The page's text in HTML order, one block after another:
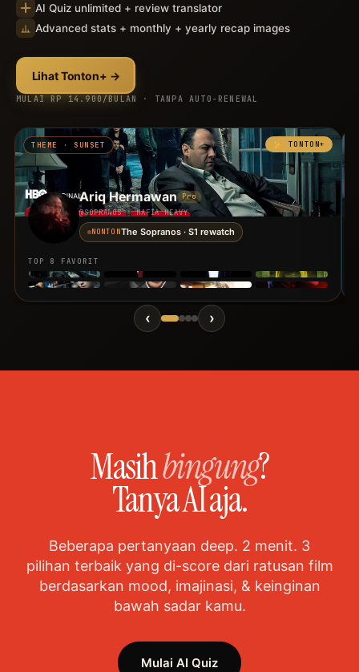
AI Quiz unlimited + review translator
Advanced stats + monthly + yearly recap images
Lihat Tonton+ →
MULAI RP 14.900/BULAN · TANPA AUTO-RENEWAL
THEME · SUNSET TONTON+
Ariq Hermawan
Pro
@SOPRANOS · MAFIA HEAVY
NONTON The Sopranos · S1 rewatch
TOP 8 FAVORIT
‹ ›
Masihbingung?
Tanya AI aja.
Beberapa pertanyaan deep. 2 menit. 3
pilihan terbaik yang di-score dari ratusan film
berdasarkan mood, imajinasi, & keinginan
bawah sadar kamu.
Mulai AI Quiz